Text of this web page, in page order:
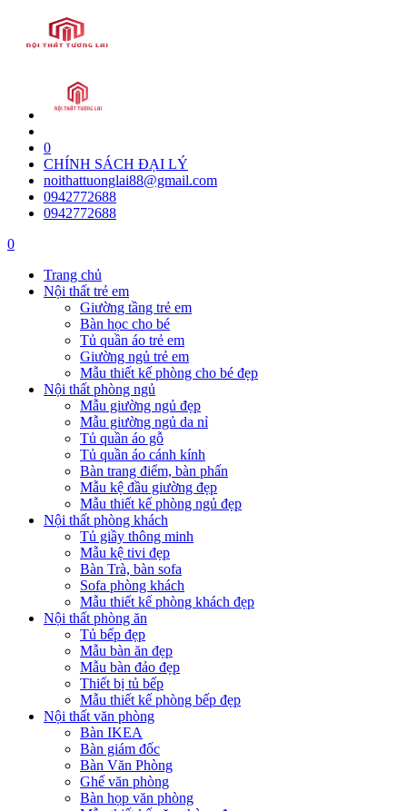
0
CHÍNH SÁCH ĐẠI LÝ
noithattuonglai88@gmail.com
0942772688
0942772688
0
Trang chủ
Nội thất trẻ em
Giường tầng trẻ em
Bàn học cho bé
Tủ quần áo trẻ em
Giường ngủ trẻ em
Mẫu thiết kế phòng cho bé đẹp
Nội thất phòng ngủ
Mẫu giường ngủ đẹp
Mẫu giường ngủ da nỉ
Tủ quần áo gỗ
Tủ quần áo cánh kính
Bàn trang điểm, bàn phấn
Mẫu kệ đầu giường đẹp
Mẫu thiết kế phòng ngủ đẹp
Nội thất phòng khách
Tủ giầy thông minh
Mẫu kệ tivi đẹp
Bàn Trà, bàn sofa
Sofa phòng khách
Mẫu thiết kế phòng khách đẹp
Nội thất phòng ăn
Tủ bếp đẹp
Mẫu bàn ăn đẹp
Mẫu bàn đảo đẹp
Thiết bị tủ bếp
Mẫu thiết kế phòng bếp đẹp
Nội thất văn phòng
Bàn IKEA
Bàn giám đốc
Bàn Văn Phòng
Ghế văn phòng
Bàn họp văn phòng